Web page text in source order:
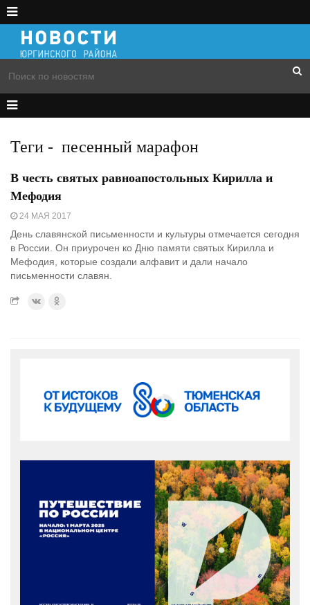
Теги - песенный марафон
В честь святых равноапостольных Кирилла и
Мефодия
24 МАЯ 2017
День славянской письменности и культуры отмечается сегодня
в России. Он приурочен ко Дню памяти святых Кирилла и
Мефодия, которые создали алфавит и дали начало
письменности славян.